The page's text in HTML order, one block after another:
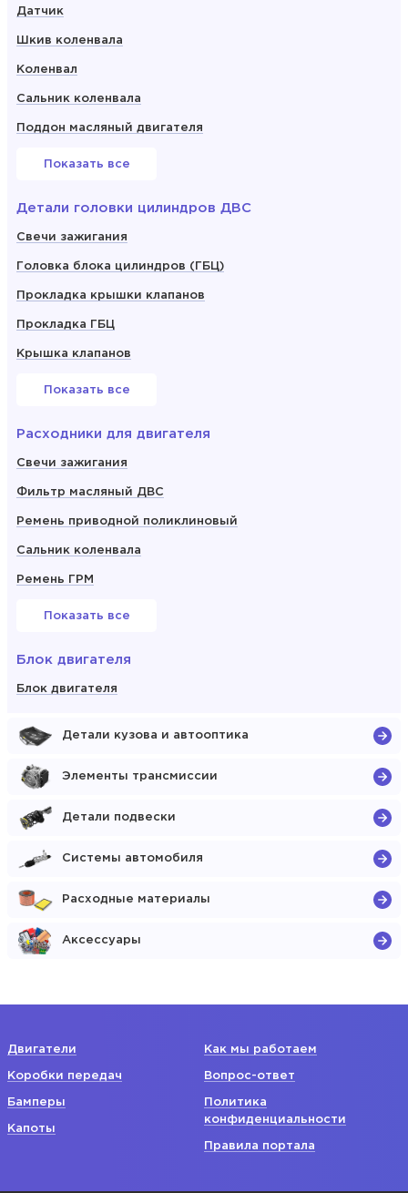
Датчик
Шкив коленвала
Коленвал
Сальник коленвала
Поддон масляный двигателя
Показать все
Детали головки цилиндров ДВС
Свечи зажигания
Головка блока цилиндров (ГБЦ)
Прокладка крышки клапанов
Прокладка ГБЦ
Крышка клапанов
Показать все
Расходники для двигателя
Свечи зажигания
Фильтр масляный ДВС
Ремень приводной поликлиновый
Сальник коленвала
Ремень ГРМ
Показать все
Блок двигателя
Блок двигателя
Детали кузова и автооптика
Элементы трансмиссии
Детали подвески
Системы автомобиля
Расходные материалы
Аксессуары
Двигатели
Коробки передач
Бамперы
Капоты
Как мы работаем
Вопрос-ответ
Политика
конфиденциальности
Правила портала